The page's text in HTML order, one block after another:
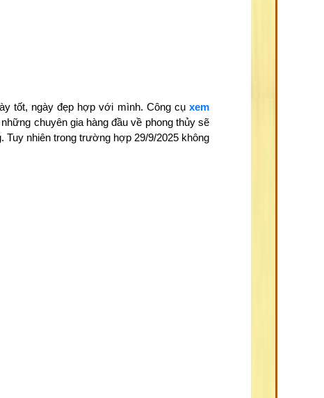
tốt, ngày đẹp hợp với mình. Công cụxem
chuyên gia hàng đầu về phong thủy sẽ
Tuy nhiên trong trường hợp 29/9/2025 không